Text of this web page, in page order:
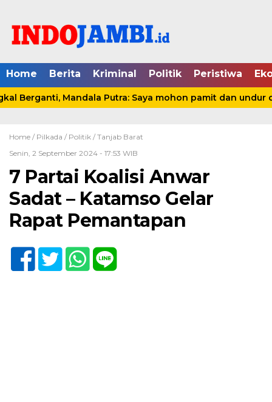
Home Berita Kriminal Politik Peristiwa
Berganti, Mandala Putra: Saya mohon pamit dan undur
Home / Pilkada / Politik / Tanjab Barat
Senin, 2 September 2024 - 17:53 WIB
7 Partai Koalisi Anwar
Sadat – Katamso Gelar
Rapat Pemantapan